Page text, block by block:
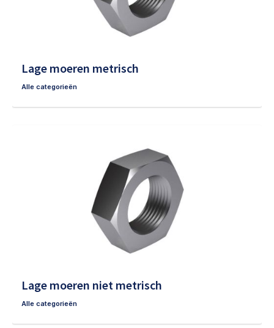
Lage moeren metrisch
Alle categorieën
Lage moeren niet metrisch
Alle categorieën